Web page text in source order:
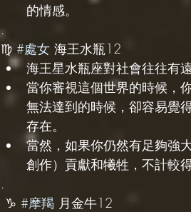
的情感。
.
♍️ #處女 海王水瓶12
海王星水瓶座對社會往往有
當你審視這個世界的時候，
無法達到的時候，卻容易覺
存在。
當然，如果你仍然有足夠強
創作）貢獻和犧牲，不計較得
.
♑️ #摩羯 月金牛12